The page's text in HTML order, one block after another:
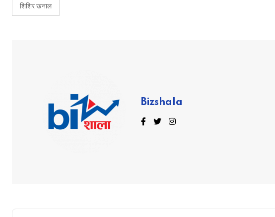
शिशिर खनाल
Bizshala